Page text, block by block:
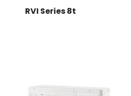
RVI Series 8t